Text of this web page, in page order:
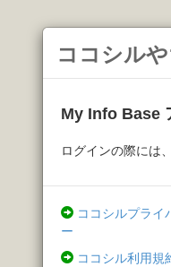
ココシル
My Info Base
ログインの際には
ココシルプライ
ー
ココシル利用規